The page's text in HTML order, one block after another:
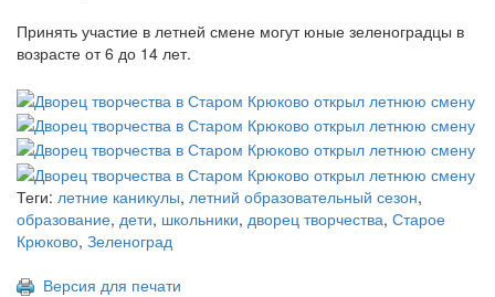
Принять участие в летней смене могут юные зеленоградцы в
возрасте от 6 до 14 лет.
Теги: летние каникулы, летний образовательный сезон,
образование, дети, школьники, дворец творчества, Старое
Крюково, Зеленоград
Версия для печати